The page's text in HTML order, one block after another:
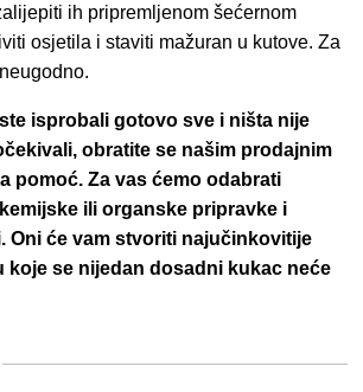
ih pripremljenom šećernom
osjetila i staviti mažuran u kutove. Za
isprobali gotovo sve i ništa nije
obratite se našim prodajnim
pomoć. Za vas ćemo odabrati
ili organske pripravke i
Oni će vam stvoriti najučinkovitije
koje se nijedan dosadni kukac neće